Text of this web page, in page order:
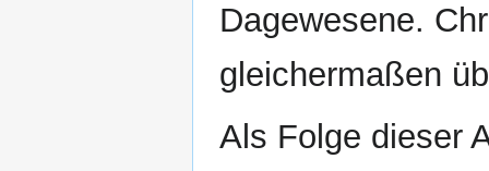
Dagewesene.
gleichermaßen
Als Folge dieser